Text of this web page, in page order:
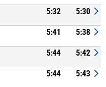
5:32 5:30
5:41 5:38
5:44 5:42
5:44 5:43